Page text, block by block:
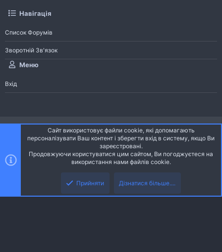
Навігація
Список Форумів
Зворотній Зв'язок
Меню
Вхід
Ніч
Українська (UA)
S
Community platform by XenForo® © 2010-2026 XenForo Ltd.
Community platform by XenForo © 2010-2022 XenForo Ltd. | dev: Pages
Сайт використовує файли cookie, які допомагають
персоналізувати Ваш контент і зберегти вхід в систему, якщо Ви
зареєстровані.
Продовжуючи користуватися цим сайтом, Ви погоджуєтеся на
використання нами файлів cookie.
Прийняти Дізнатися більше....